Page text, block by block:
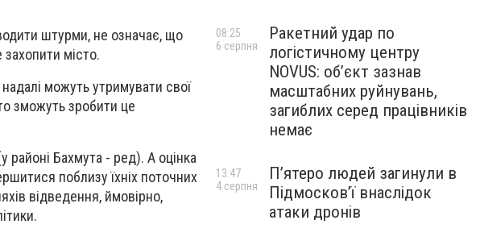
штурми, не означає, що
місто.
можуть утримувати свої
зможуть зробити це
районі Бахмута - ред). А оцінка
поблизу їхніх поточних
відведення, ймовірно,
Ракетний удар по
логістичному центру
NOVUS: об’єкт зазнав
масштабних руйнувань,
загиблих серед працівників
немає
08:25
6 серпня
П’ятеро людей загинули в
Підмосков’ї внаслідок
атаки дронів
13:47
4 серпня